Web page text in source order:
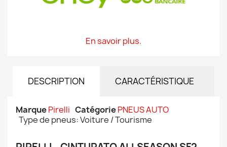
En savoir plus.
DESCRIPTION CARACTÉRISTIQUE
MarquePirelli CatégoriePNEUS AUTO
Type de pneus: Voiture / Tourisme